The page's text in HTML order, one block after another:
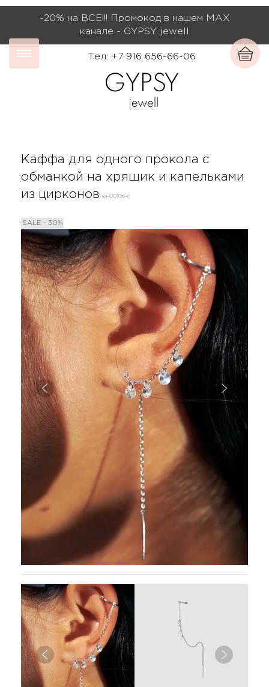
-20% на ВСЕ!!! Промокод в нашем МАХ
канале - GYPSY jewell
Тел: +7 916 656-66-06
Каффа для одного прокола с
обманкой на хрящик и капельками
из цирконов
ка-00106-с
SALE - 30%